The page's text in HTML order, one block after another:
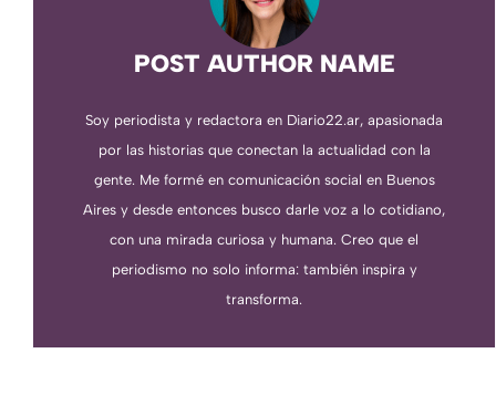
POST AUTHOR NAME
Soy periodista y redactora en Diario22.ar, apasionada
por las historias que conectan la actualidad con la
gente. Me formé en comunicación social en Buenos
Aires y desde entonces busco darle voz a lo cotidiano,
con una mirada curiosa y humana. Creo que el
periodismo no solo informa: también inspira y
transforma.